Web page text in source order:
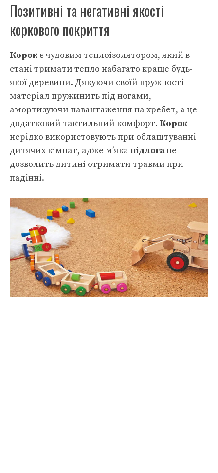
Позитивні та негативні якості
коркового покриття
Корок є чудовим теплоізолятором, який в
стані тримати тепло набагато краще будь-
якої деревини. Дякуючи своїй пружності
матеріал пружинить під ногами,
амортизуючи навантаження на хребет, а це
додатковий тактильний комфорт. Корок
нерідко використовують при облаштуванні
дитячих кімнат, адже м’якапідлогане
дозволить дитині отримати травми при
падінні.